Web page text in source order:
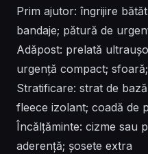
Prim ajutor: îngrijire
bandaje; pătură de
Adăpost: prelată
urgență compact;
Stratificare: strat de
fleece izolant; coadă de
Încălțăminte: cizme sau
aderență; șosete extra